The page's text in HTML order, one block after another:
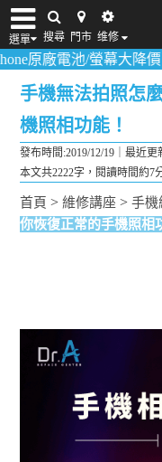
選單 搜尋 門市 维修
iPhone維修/價格 筆電維修/價
/螢幕大降價！當天換好
手機無法拍照怎
機照相功能！
發布時間:2019/12/19｜最近更
本文共2222字，閱讀時間約7
首頁 >維修講座 >手機
你恢復正常的手機照相